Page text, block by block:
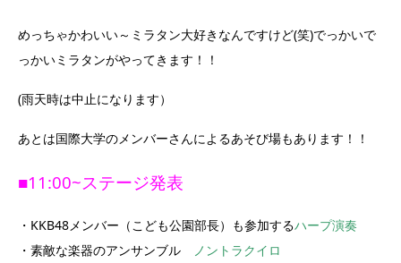
めっちゃかわいい～ミラタン大好きなんですけど(笑)でっかいで
っかいミラタンがやってきます！！
(雨天時は中止になります）
あとは国際大学のメンバーさんによるあそび場もあります！！
■11:00~ステージ発表
・KKB48メンバー（こども公園部長）も参加するハープ演奏
・素敵な楽器のアンサンブル
ノントラクイロ